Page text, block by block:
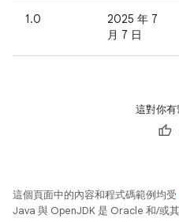
1.0
2025 年 7
月 7 日
這對你有
這個頁面中的內容和程式碼範例均受
Java 與 OpenJDK 是 Oracle 和/或